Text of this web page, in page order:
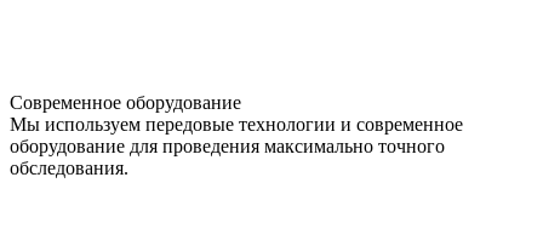
Современное оборудование
Мы используем передовые технологии и современное
оборудование для проведения максимально точного
обследования.